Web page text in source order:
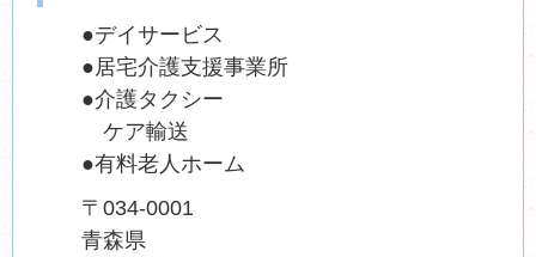
●デイサービス
●居宅介護支援事業所
●介護タクシー
ケア輸送
●有料老人ホーム
〒034-0001
青森県